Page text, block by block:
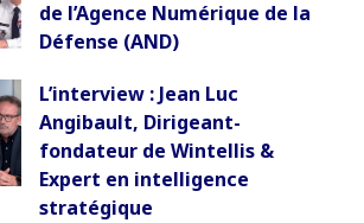
de l’Agence Numérique de la
Défense (AND)
L’interview : Jean Luc
Angibault, Dirigeant-
fondateur de Wintellis &
Expert en intelligence
stratégique